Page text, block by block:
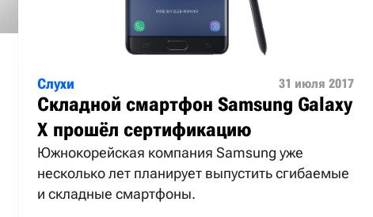
Слухи 31 июля 2017
Складной смартфон Samsung Galaxy
X прошёл сертификацию
Южнокорейская компания Samsung уже
несколько лет планирует выпустить сгибаемые
и складные смартфоны.